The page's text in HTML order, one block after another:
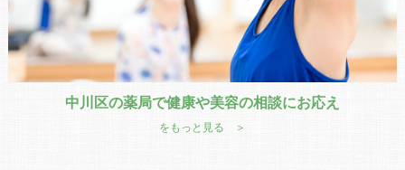
中川区の薬局で健康や美容の相談にお応え
をもっと見る ＞